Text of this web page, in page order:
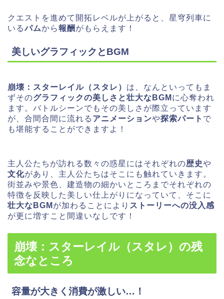
クエストを進めて開拓レベルが上がると、 星穹列車に
いるパムから報酬 がもらえます！
美しいグラフィックとBGM
崩壊：スターレイル（スタレ） は、なんといってもま
ずそのグラフィックの美しさと壮大なBGM に心奪われ
ます。バトルシーンでもその美しさが際立っています
が、合間合間に流れる アニメーションや探索パート で
も堪能することができますよ！
主人公たちが訪れる数々の惑星にはそれぞれの歴史や
文化があり、主人公たちはそこにも触れていきます。
街並みや景色、建造物の細かいところまでそれぞれの
特徴を反映した美しい仕上がりになっていて、そこに
壮大なBGM が加わることにより ストーリーへの没入感
が更に増すこと間違いなしです！
崩壊：スターレイル（スタレ）の残
念なところ
容量が大きく消費が激しい…！